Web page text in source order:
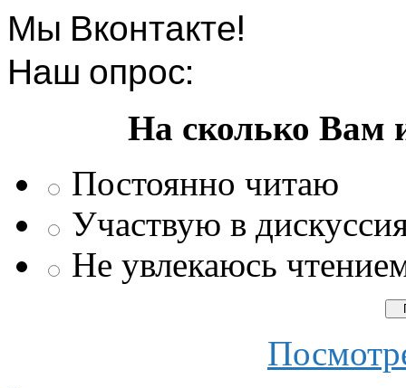
Мы Вконтакте!
Наш опрос:
На сколько Вам
Постоянно читаю
Участвую в
Не увлекаюсь